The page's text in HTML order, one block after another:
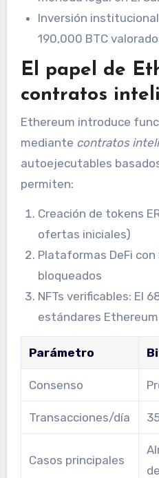
Inversión
190,000 BTC
El papel de
contratos
Ethereum introduce
mediante contratos
autoejecutables
permiten:
Creación de tokens
ofertas iniciales)
Plataformas DeFi
bloqueados
NFTs verificables: El
estándares Ethereum
Parámetro
Consenso
Transacciones/día
Casos principales